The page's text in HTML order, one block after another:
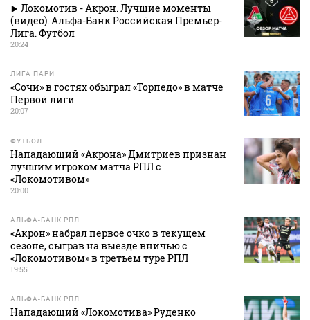
Локомотив - Акрон. Лучшие моменты
(видео). Альфа-Банк Российская Премьер-
Лига. Футбол
20:24
ЛИГА ПАРИ
«Сочи» в гостях обыграл «Торпедо» в матче
Первой лиги
20:07
ФУТБОЛ
Нападающий «Акрона» Дмитриев признан
лучшим игроком матча РПЛ с
«Локомотивом»
20:00
АЛЬФА-БАНК РПЛ
«Акрон» набрал первое очко в текущем
сезоне, сыграв на выезде вничью с
«Локомотивом» в третьем туре РПЛ
19:55
АЛЬФА-БАНК РПЛ
Нападающий «Локомотива» Руденко